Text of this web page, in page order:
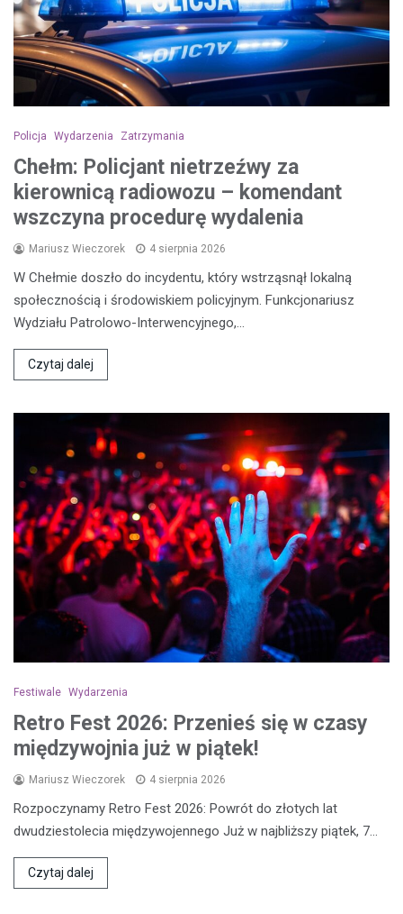
Policja Wydarzenia Zatrzymania
Chełm: Policjant nietrzeźwy za
kierownicą radiowozu – komendant
wszczyna procedurę wydalenia
Mariusz Wieczorek 4 sierpnia 2026
W Chełmie doszło do incydentu, który wstrząsnął lokalną
społecznością i środowiskiem policyjnym. Funkcjonariusz
Wydziału Patrolowo-Interwencyjnego,…
Czytaj dalej
Festiwale Wydarzenia
Retro Fest 2026: Przenieś się w czasy
międzywojnia już w piątek!
Mariusz Wieczorek 4 sierpnia 2026
Rozpoczynamy Retro Fest 2026: Powrót do złotych lat
dwudziestolecia międzywojennego Już w najbliższy piątek, 7…
Czytaj dalej